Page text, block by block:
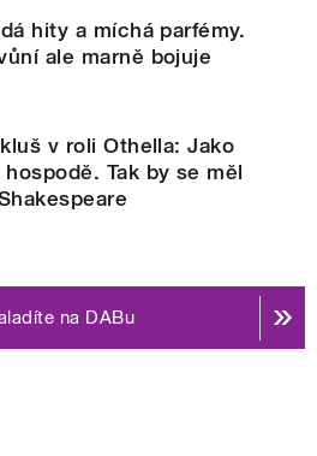
hity a míchá parfémy.
ale marně bojuje
v roli Othella: Jako
Tak by se měl
na DABu